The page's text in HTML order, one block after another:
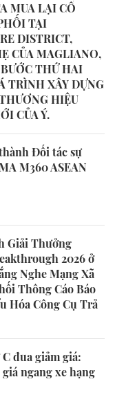
MUA LẠI CỔ
TẠI
DISTRICT,
CỦA MAGLIANO,
THỨ HAI
TRÌNH XÂY DỰNG
HIỆU
CỦA Ý.
Đối tác sự
M360 ASEAN
Giải Thưởng
2026 ở
Nghe Mạng Xã
Thông Cáo Báo
Hóa Công Cụ Trả
đua giảm giá:
ngang xe hạng